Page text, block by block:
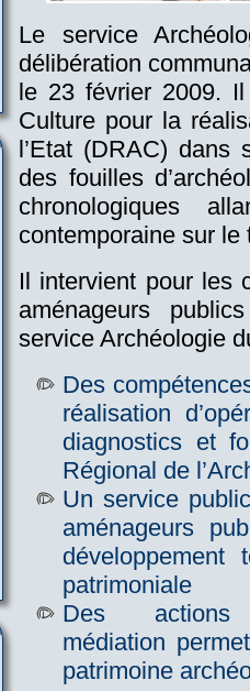
Le service
délibération
le 23 février 2009.
Culture pour la
l’Etat (DRAC) dans
des fouilles
chronologiques
contemporaine sur
Il intervient pour les
aménageurs
service Archéologie
Des
réalisation
diagnostics et
Régional de
Un service
aménageurs
patrimoniale
Des
médiation
patrimoine